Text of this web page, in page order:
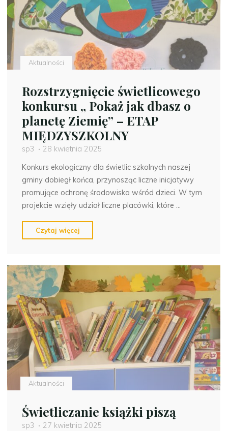
Aktualności
Rozstrzygnięcie świetlicowego
konkursu „ Pokaż jak dbasz o
planetę Ziemię” – ETAP
MIĘDZYSZKOLNY
sp3
28 kwietnia 2025
Konkurs ekologiczny dla świetlic szkolnych naszej
gminy dobiegł końca, przynosząc liczne inicjatywy
promujące ochronę środowiska wśród dzieci. W tym
projekcie wzięły udział liczne placówki, które …
Czytaj więcej
świetlicowego
„
Pokaż
jak
dbasz
planetę
Ziemię”
ETAP
Aktualności
Świetliczanie książki piszą
sp3
27 kwietnia 2025